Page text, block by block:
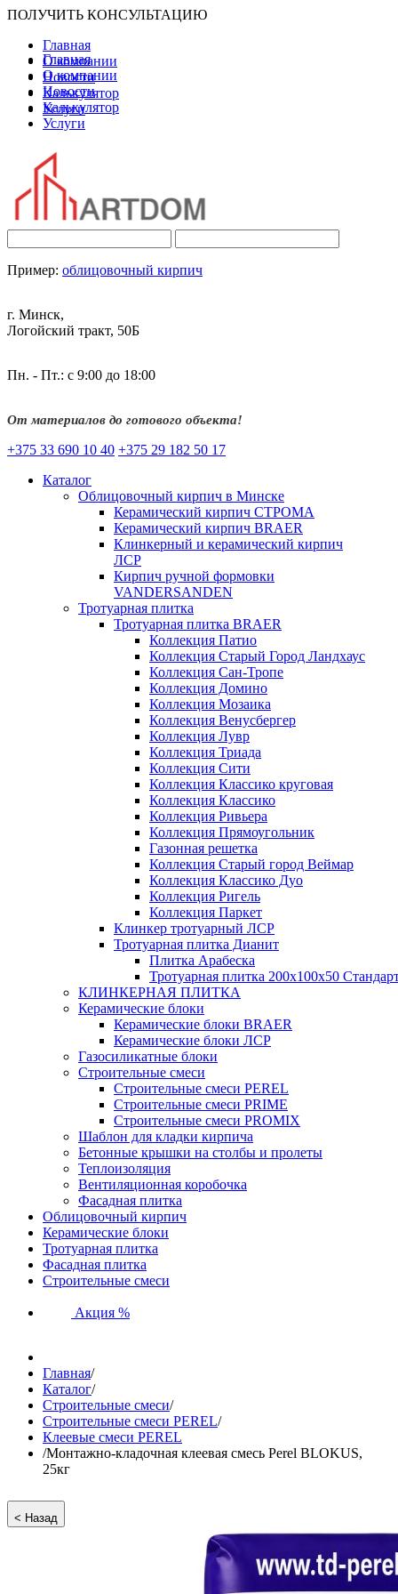
ПОЛУЧИТЬ КОНСУЛЬТАЦИЮ
Главная
О компании
Новости
Калькулятор
Услуги
Главная
О компании
Новости
Калькулятор
Услуги
Пример: облицовочный кирпич
г. Минск,
Логойский тракт, 50Б
Пн. - Пт.: с 9:00 до 18:00
От материалов до готового объекта!
+375 33 690 10 40 +375 29 182 50 17
Каталог
Облицовочный кирпич в Минске
Керамический кирпич СТРОМА
Керамический кирпич BRAER
Клинкерный и керамический кирпич
ЛСР
Кирпич ручной формовки
VANDERSANDEN
Тротуарная плитка
Тротуарная плитка BRAER
Коллекция Патио
Коллекция Старый Город Ландхаус
Коллекция Сан-Тропе
Коллекция Домино
Коллекция Мозаика
Коллекция Венусбергер
Коллекция Лувр
Коллекция Триада
Коллекция Сити
Коллекция Классико круговая
Коллекция Классико
Коллекция Ривьера
Коллекция Прямоугольник
Газонная решетка
Коллекция Старый город Веймар
Коллекция Классико Дуо
Коллекция Ригель
Коллекция Паркет
Клинкер тротуарный ЛСР
Тротуарная плитка Дианит
Плитка Арабеска
Тротуарная плитка 200х100х50
КЛИНКЕРНАЯ ПЛИТКА
Керамические блоки
Керамические блоки BRAER
Керамические блоки ЛСР
Газосиликатные блоки
Строительные смеси
Строительные смеси PEREL
Строительные смеси PRIME
Строительные смеси PROMIX
Шаблон для кладки кирпича
Бетонные крышки на столбы и пролеты
Теплоизоляция
Вентиляционная коробочка
Фасадная плитка
Облицовочный кирпич
Керамические блоки
Тротуарная плитка
Фасадная плитка
Строительные смеси
Акция %
Главная/
Каталог/
Строительные смеси/
Строительные смеси PEREL/
Клеевые смеси PEREL
/Монтажно-кладочная клеевая смесь Perel BLOKUS,
25кг